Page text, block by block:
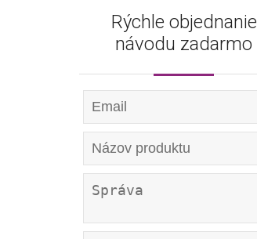
Rýchle objednanie
návodu zadarmo